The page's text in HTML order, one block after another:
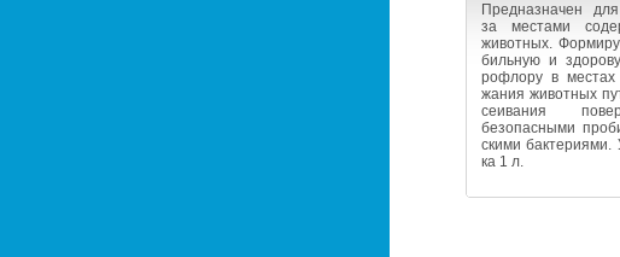
Пред­на­зна­чен
за ме­ста­ми
жи­вот­ных.
биль­ную и
ро­фло­ру в
жа­ния жи­вот­ных
се­и­ва­ния
без­опас­ны­ми
ски­ми бак­те­ри­я­ми.
ка 1 л.